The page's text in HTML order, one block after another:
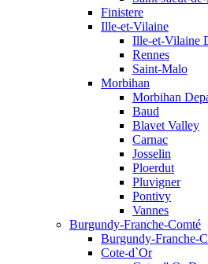
Finistere
Ille-et-Vilaine
Ille-et-Vilaine
Rennes
Saint-Malo
Morbihan
Morbihan
Baud
Blavet Valley
Carnac
Josselin
Ploerdut
Pluvigner
Pontivy
Vannes
Burgundy-Franche-Comté
Burgundy-Franche-
Cote-d`Or